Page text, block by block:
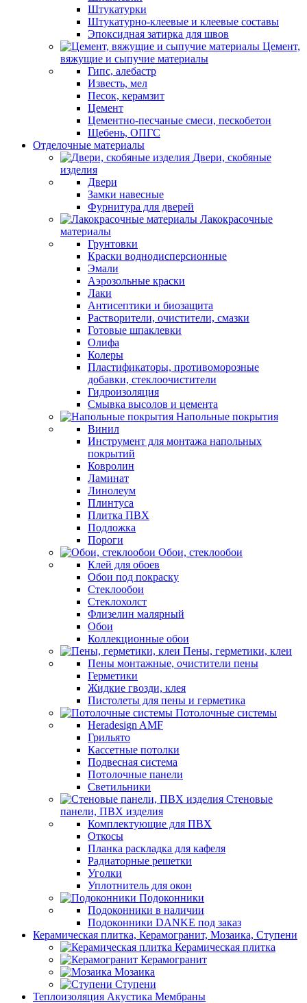
Штукатурки
Штукатурно-клеевые и клеевые составы
Эпоксидная затирка для швов
Цемент,
вяжущие и сыпучие материалы
Гипс, алебастр
Известь, мел
Песок, керамзит
Цемент
Цементно-песчаные смеси, пескобетон
Щебень, ОПГС
Отделочные материалы
Двери, скобяные
изделия
Двери
Замки навесные
Фурнитура для дверей
Лакокрасочные
материалы
Грунтовки
Краски воднодисперсионные
Эмали
Аэрозольные краски
Лаки
Антисептики и биозащита
Растворители, очистители, смазки
Готовые шпаклевки
Олифа
Колеры
Пластификаторы, противоморозные
добавки, стеклоочистители
Гидроизоляция
Смывка высолов и цемента
Напольные покрытия
Винил
Инструмент для монтажа напольных
покрытий
Ковролин
Ламинат
Линолеум
Плинтуса
Плитка ПВХ
Подложка
Пороги
Обои, стеклообои
Клей для обоев
Обои под покраску
Стеклообои
Стеклохолст
Флизелин малярный
Обои
Коллекционные обои
Пены, герметики, клеи
Пены монтажные, очистители пены
Герметики
Жидкие гвозди, клея
Пистолеты для пены и герметика
Потолочные системы
Heradesign AMF
Грильято
Кассетные потолки
Подвесная система
Потолочные панели
Светильники
Стеновые
панели, ПВХ изделия
Комплектующие для ПВХ
Откосы
Планка раскладка для кафеля
Радиаторные решетки
Уголки
Уплотнитель для окон
Подоконники
Подоконники в наличии
Подоконники DANKE под заказ
Керамическая плитка, Керамогранит, Мозаика, Ступени
Керамическая плитка
Керамогранит
Мозаика
Ступени
Теплоизоляция Акустика Мембраны